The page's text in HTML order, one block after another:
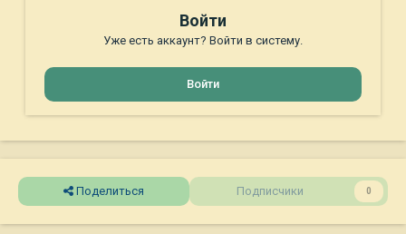
Войти
Уже есть аккаунт? Войти в систему.
Войти
Поделиться Подписчики 0